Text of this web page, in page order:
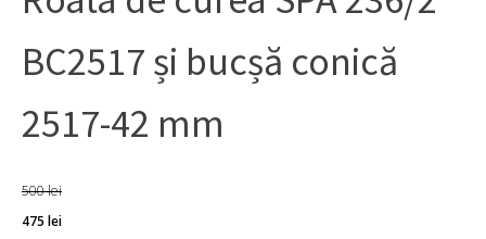
BC2517 și bucșă conică
2517-42 mm
500lei
475 lei